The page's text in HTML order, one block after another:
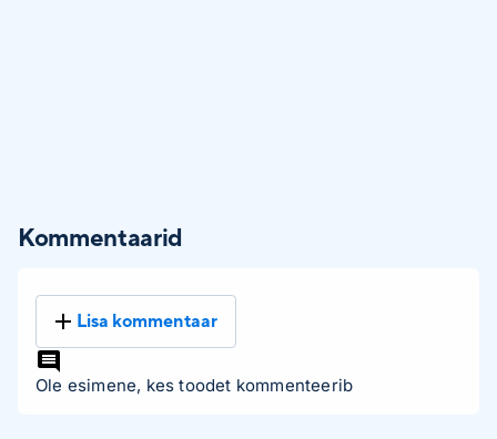
Kommentaarid
Lisa kommentaar
Ole esimene, kes toodet kommenteerib